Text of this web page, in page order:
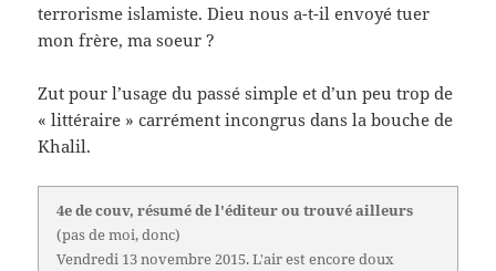
terrorisme islamiste. Dieu nous a-t-il envoyé tuer
mon frère, ma soeur ?
Zut pour l’usage du passé simple et d’un peu trop de
« littéraire » carrément incongrus dans la bouche de
Khalil.
4e de couv, résumé de l'éditeur ou trouvé ailleurs
(pas de moi, donc)
Vendredi 13 novembre 2015. L'air est encore doux